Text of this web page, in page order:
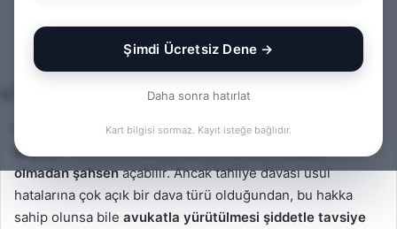
Şimdi Ücretsiz Dene →
Daha sonra hatırlat
Kart bilgisi sormaz. Kayıt isteğe bağlıdır.
371 1 dakika okuma süresi
Evet, Türk hukuk sistemine göreavukat tutmak zorunlu
değildir.
olmadan şahsenaçabilir. Ancak tahliye davası usul
hatalarına çok açık bir dava türü olduğundan, bu hakka
sahip olunsa bile avukatla yürütülmesi şiddetle tavsiye